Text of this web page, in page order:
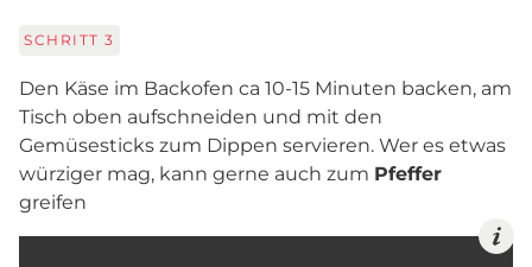
SCHRITT 3
Den Käse im Backofen ca 10-15 Minuten backen, am
Tisch oben aufschneiden und mit den
Gemüsesticks zum Dippen servieren. Wer es etwas
würziger mag, kann gerne auch zum Pfeffer
greifen